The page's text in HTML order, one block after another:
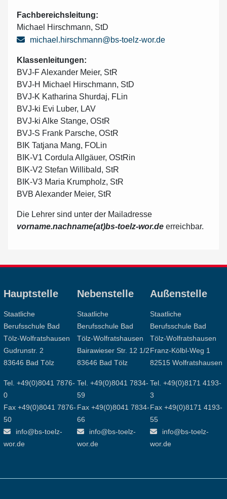
Fachbereichsleitung:
Michael Hirschmann, StD
michael.hirschmann@bs-toelz-wor.de
Klassenleitungen:
BVJ-F Alexander Meier, StR
BVJ-H Michael Hirschmann, StD
BVJ-K Katharina Shurdaj, FLin
BVJ-ki Evi Luber, LAV
BVJ-ki Alke Stange, OStR
BVJ-S Frank Parsche, OStR
BIK Tatjana Mang, FOLin
BIK-V1 Cordula Allgäuer, OStRin
BIK-V2 Stefan Willibald, StR
BIK-V3 Maria Krumpholz, StR
BVB Alexander Meier, StR
Die Lehrer sind unter der Mailadresse
vorname.nachname(at)bs-toelz-wor.de erreichbar.
Hauptstelle
Staatliche
Berufsschule Bad
Tölz-Wolfratshausen
Gudrunstr. 2
83646 Bad Tölz
Tel. +49(0)8041 7876-
0
Fax +49(0)8041 7876-
50
info@bs-toelz-
wor.de
Nebenstelle
Staatliche
Berufsschule Bad
Tölz-Wolfratshausen
Bairawieser Str. 12 1/2
83646 Bad Tölz
Tel. +49(0)8041 7834-
59
Fax +49(0)8041 7834-
66
info@bs-toelz-
wor.de
Außenstelle
Staatliche
Berufsschule Bad
Tölz-Wolfratshausen
Franz-Kölbl-Weg 1
82515 Wolfratshausen
Tel. +49(0)8171 4193-
3
Fax +49(0)8171 4193-
55
info@bs-toelz-
wor.de